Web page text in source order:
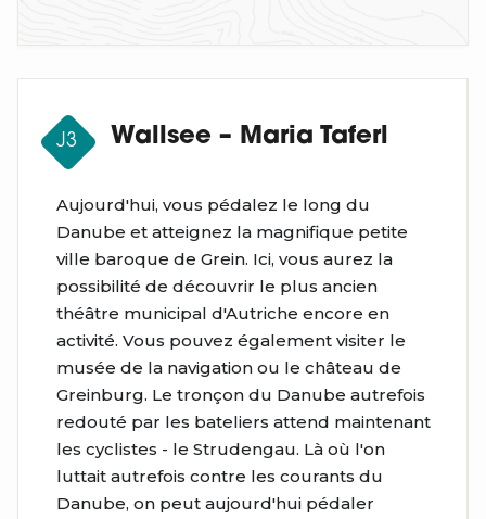
J3 Wallsee – Maria Taferl
Aujourd'hui, vous pédalez le long du
Danube et atteignez la magnifique petite
ville baroque de Grein. Ici, vous aurez la
possibilité de découvrir le plus ancien
théâtre municipal d'Autriche encore en
activité. Vous pouvez également visiter le
musée de la navigation ou le château de
Greinburg. Le tronçon du Danube autrefois
redouté par les bateliers attend maintenant
les cyclistes - le Strudengau. Là où l'on
luttait autrefois contre les courants du
Danube, on peut aujourd'hui pédaler